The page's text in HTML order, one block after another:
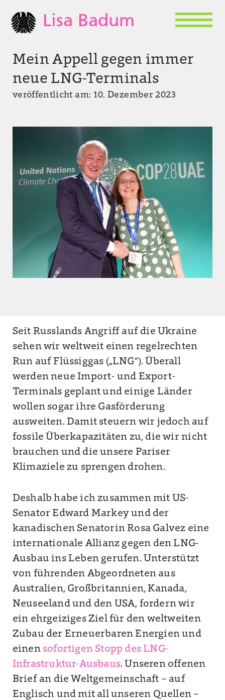
Lisa Badum
Mein Appell gegen immer
neue LNG-Terminals
veröffentlicht am: 10. Dezember 2023
Seit Russlands Angriff auf die Ukraine
sehen wir weltweit einen regelrechten
Run auf Flüssiggas („LNG“). Überall
werden neue Import- und Export-
Terminals geplant und einige Länder
wollen sogar ihre Gasförderung
ausweiten. Damit steuern wir jedoch auf
fossile Überkapazitäten zu, die wir nicht
brauchen und die unsere Pariser
Klimaziele zu sprengen drohen.
Deshalb habe ich zusammen mit US-
Senator Edward Markey und der
kanadischen Senatorin Rosa Galvez eine
internationale Allianz gegen den LNG-
Ausbau ins Leben gerufen. Unterstützt
von führenden Abgeordneten aus
Australien, Großbritannien, Kanada,
Neuseeland und den USA, fordern wir
ein ehrgeiziges Ziel für den weltweiten
Zubau der Erneuerbaren Energien und
einen sofortigen Stopp des LNG-
Infrastruktur-Ausbaus. Unseren offenen
Brief an die Weltgemeinschaft – auf
Englisch und mit all unseren Quellen –